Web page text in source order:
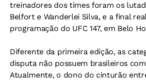
treinadores dos times foram os
Belfort e Wanderlei Silva, e a final
programação do UFC 147, em Belo
Diferente da primeira edição, as
disputa não possuem brasileiros
Atualmente, o dono do cinturão